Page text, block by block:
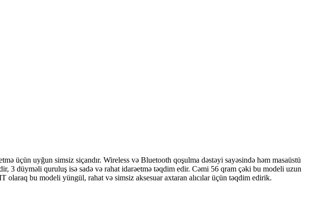
uyğun simsiz siçandır. Wireless və Bluetooth qoşulma dəstəyi sayəsində həm masaüstü
3 düyməli quruluş isə sadə və rahat idarəetmə təqdim edir. Cəmi 56 qram çəki bu modeli uzun
olaraq bu modeli yüngül, rahat və simsiz aksesuar axtaran alıcılar üçün təqdim edirik.